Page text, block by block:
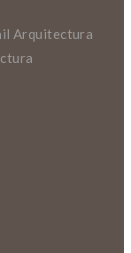
Arquitectura